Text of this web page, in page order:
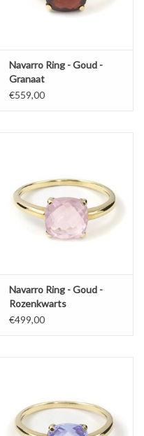
Navarro Ring - Goud -
Granaat
€559,00
Navarro Ring - Goud -
Rozenkwarts
€499,00